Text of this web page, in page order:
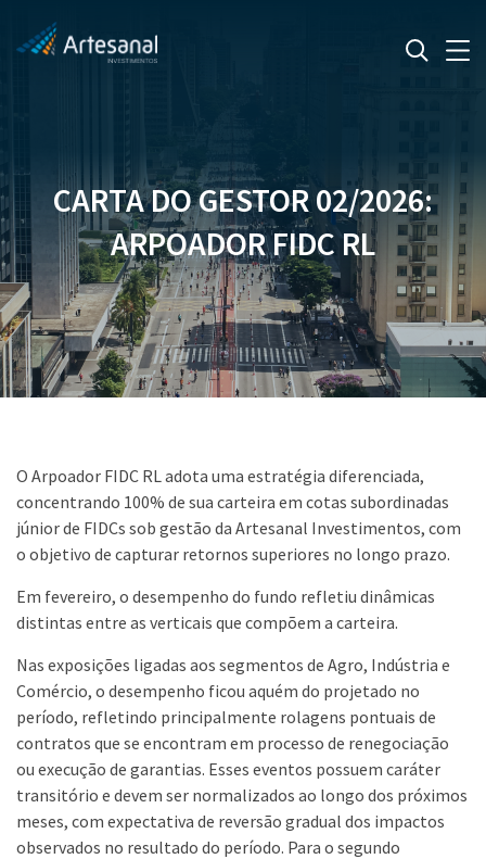
CARTA DO GESTOR 02/2026:
ARPOADOR FIDC RL
O Arpoador FIDC RL adota uma estratégia diferenciada,
concentrando 100% de sua carteira em cotas subordinadas
júnior de FIDCs sob gestão da Artesanal Investimentos, com
o objetivo de capturar retornos superiores no longo prazo.
Em fevereiro, o desempenho do fundo refletiu dinâmicas
distintas entre as verticais que compõem a carteira.
Nas exposições ligadas aos segmentos de Agro, Indústria e
Comércio, o desempenho ficou aquém do projetado no
período, refletindo principalmente rolagens pontuais de
contratos que se encontram em processo de renegociação
ou execução de garantias. Esses eventos possuem caráter
transitório e devem ser normalizados ao longo dos próximos
meses, com expectativa de reversão gradual dos impactos
observados no resultado do período. Para o segundo